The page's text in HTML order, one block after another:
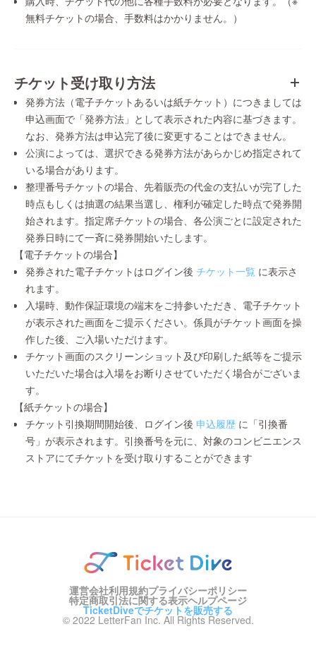
無料チケットの場合、手数料はかかりません。）
チケット受け取り方法
発券方法（電子チケットあるいは紙チケット）につきましては
申込画面で「発券方法」として表示された内容に基づきます。
なお、発券方法は申込完了後に変更することはできません。
公演によっては、選択できる発券方法があらかじめ指定されて
いる場合があります。
整理番号チケットの場合、先着販売の代金の支払いが完了した
時点もしくは抽選の結果当選し、権利が確定した時点で発券開
始されます。指定席チケットの場合、各公演ごとに設定された
発券日時にて一斉に発券開始いたします。
【電子チケットの場合】
発券された電子チケットはログイン後 チケット一覧 に表示さ
れます。
入場時、動作保証環境の端末をご持参いただき、電子チケット
が表示された画面をご提示ください。係員がチケット画面を操
作した後、ご入場いただけます。
チケット画面のスクリーンショット及び印刷した紙等をご提示
いただいた場合は入場をお断りさせていただく場合がございま
す。
【紙チケットの場合】
チケット引換期間開始後、ログイン後 申込履歴 に「引換番
号」が表示されます。引換番号を元に、対象のコンビニエンス
ストアにてチケットを受け取りすることができます
運営会社利用規約プライバシーポリシー
特定商取引法に関する表示ヘルプページ
TicketDiveでチケットを販売する
© 2022 LetterFan Inc. All Rights Reserved.